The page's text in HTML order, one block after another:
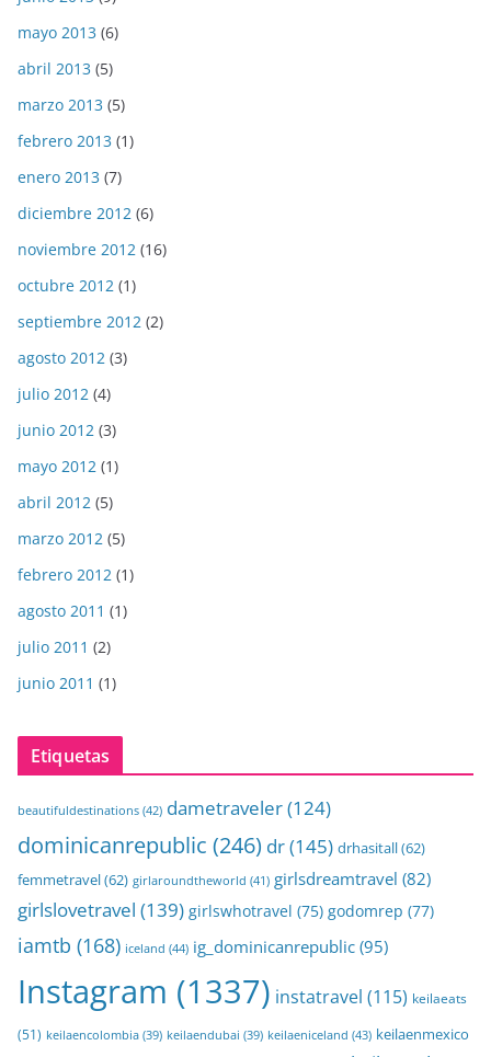
mayo 2013 (6)
abril 2013 (5)
marzo 2013 (5)
febrero 2013 (1)
enero 2013 (7)
diciembre 2012 (6)
noviembre 2012 (16)
octubre 2012 (1)
septiembre 2012 (2)
agosto 2012 (3)
julio 2012 (4)
junio 2012 (3)
mayo 2012 (1)
abril 2012 (5)
marzo 2012 (5)
febrero 2012 (1)
agosto 2011 (1)
julio 2011 (2)
junio 2011 (1)
Etiquetas
beautifuldestinations (42) dametraveler(124)
dominicanrepublic (246) dr(145) drhasitall(62)
femmetravel(62) girlaroundtheworld (41) girlsdreamtravel (82)
girlslovetravel (139) girlswhotravel (75) godomrep (77)
iamtb (168) iceland (44) ig_dominicanrepublic (95)
Instagram (1337) instatravel (115) keilaeats
(51) keilaencolombia (39) keilaendubai (39) keilaeniceland (43) keilaenmexico